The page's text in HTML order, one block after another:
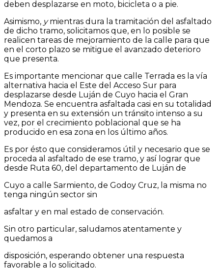
deben desplazarse en moto, bicicleta o a pie.
Asimismo, ymientras dura la tramitación del asfaltado
de dicho tramo, solicitamos que, en lo posible se
realicen tareas de mejoramiento de la calle para que
en el corto plazo se mitigue el avanzado deterioro
que presenta.
Es importante mencionar que calle Terrada es la vía
alternativa hacia el Este del Acceso Sur para
desplazarse desde Luján de Cuyo hacia el Gran
Mendoza. Se encuentra asfaltada casi en su totalidad
y presenta en su extensión un tránsito intenso a su
vez, por el crecimiento poblacional que se ha
producido en esa zona en los último años.
Es por ésto que consideramos útil y necesario que se
proceda al asfaltado de ese tramo, y así lograr que
desde Ruta 60, del departamento de Luján de
Cuyo a calle Sarmiento, de Godoy Cruz, la misma no
tenga ningún sector sin
asfaltar y en mal estado de conservación.
Sin otro particular, saludamos atentamente y
quedamos a
disposición, esperando obtener una respuesta
favorable a lo solicitado.